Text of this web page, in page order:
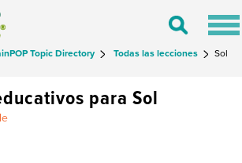
Toggle
Topic Directory Todas las lecciones Sol
para Sol